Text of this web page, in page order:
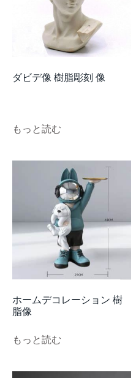
ダビデ像 樹脂彫刻 像
もっと読む
ホームデコレーション 樹
脂像
もっと読む